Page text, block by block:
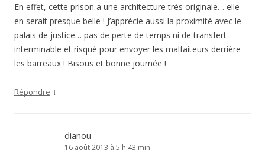
En effet, cette prison a une architecture très originale… elle
en serait presque belle ! J’apprécie aussi la proximité avec le
palais de justice… pas de perte de temps ni de transfert
interminable et risqué pour envoyer les malfaiteurs derrière
les barreaux ! Bisous et bonne journée !
Répondre ↓
dianou
16 août 2013 à 5 h 43 min